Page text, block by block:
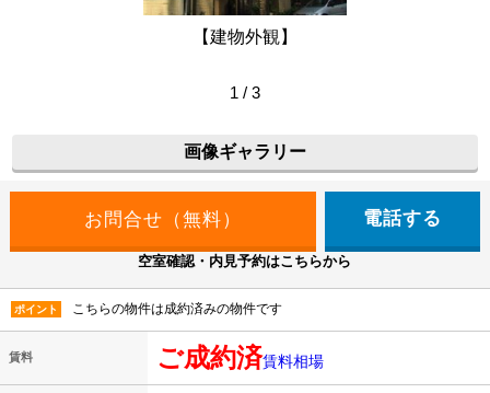
【建物外観】
1 / 3
画像ギャラリー
電話する
空室確認・内見予約はこちらから
ポイント こちらの物件は成約済みの物件です
賃料 ご成約済賃料相場